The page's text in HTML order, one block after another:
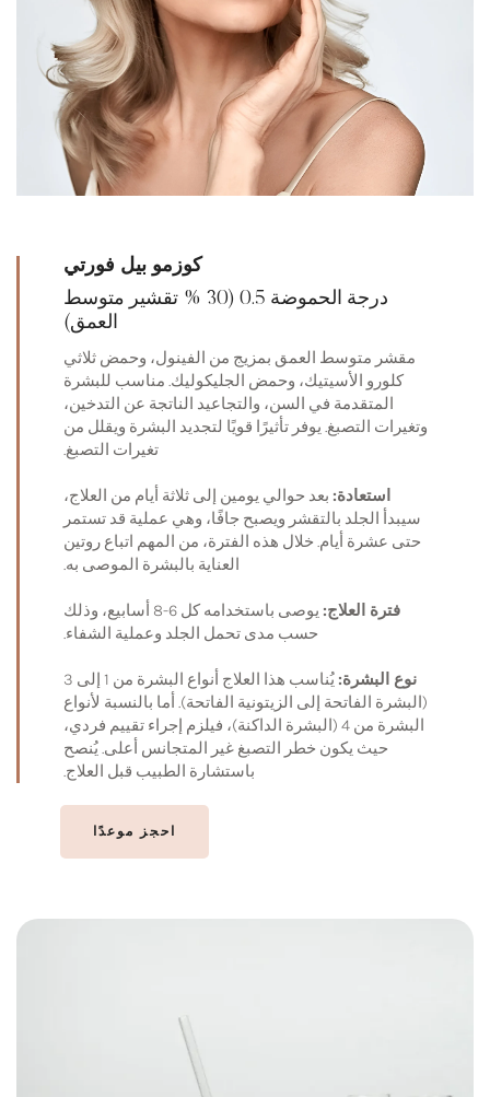
كوزمو بيل فورتي
درجة الحموضة 0.5 (30 % تقشير متوسط
العمق)
مقشر متوسط العمق بمزيج من الفينول، وحمض ثلاثي
كلورو الأسيتيك، وحمض الجليكوليك. مناسب للبشرة
المتقدمة في السن، والتجاعيد الناتجة عن التدخين،
وتغيرات التصبغ. يوفر تأثيرًا قويًا لتجديد البشرة ويقلل من
تغيرات التصبغ.
استعادة: بعد حوالي يومين إلى ثلاثة أيام من العلاج،
سيبدأ الجلد بالتقشر ويصبح جافًا، وهي عملية قد تستمر
حتى عشرة أيام. خلال هذه الفترة، من المهم اتباع روتين
العناية بالبشرة الموصى به.
فترة العلاج:
يوصى باستخدامه كل 6-8 أسابيع، وذلك
حسب مدى تحمل الجلد وعملية الشفاء.
نوع البشرة:
يُناسب هذا العلاج أنواع البشرة من 1 إلى 3
(البشرة الفاتحة إلى الزيتونية الفاتحة). أما بالنسبة لأنواع
البشرة من 4 (البشرة الداكنة)، فيلزم إجراء تقييم فردي،
حيث يكون خطر التصبغ غير المتجانس أعلى. يُنصح
باستشارة الطبيب قبل العلاج.
احجز موعدًا